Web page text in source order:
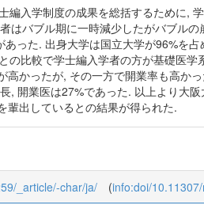
編入学制度の成果を総括するために,
はバブル期に一時減少したがバブル
った. 出身大学は国立大学が96%を
の比較で学士編入学者の方が基礎医
高かったが, その一方で開業率も高か
, 開業医は27%であった. 以上より大
輩出しているとの結果が得られた.
_article/-char/ja/ (info:doi/